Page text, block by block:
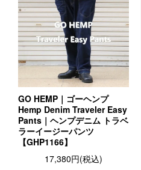
GO HEMP｜ゴーヘンプ
Hemp Denim Traveler Easy
Pants｜ヘンプデニム トラベ
ラーイージーパンツ
【GHP1166】
17,380円(税込)